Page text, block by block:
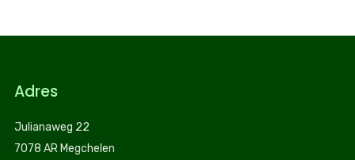
Adres
Julianaweg 22
7078 AR Megchelen